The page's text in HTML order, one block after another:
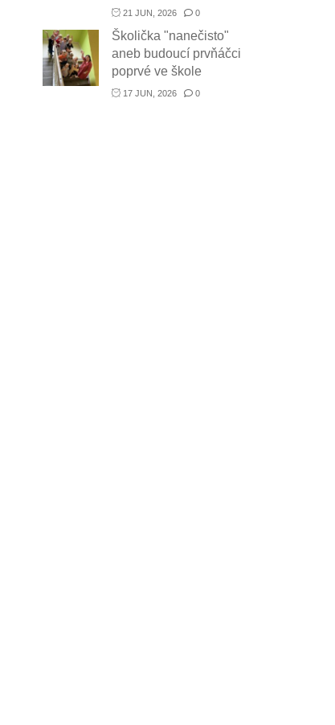
21 JUN, 2026 0
Školička "nanečisto"
aneb budoucí prvňáčci
poprvé ve škole
17 JUN, 2026 0